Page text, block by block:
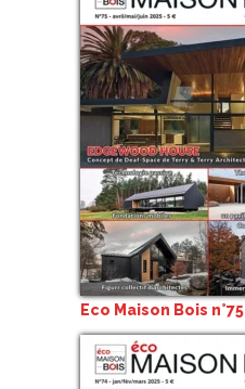
Eco Maison Bois n°75